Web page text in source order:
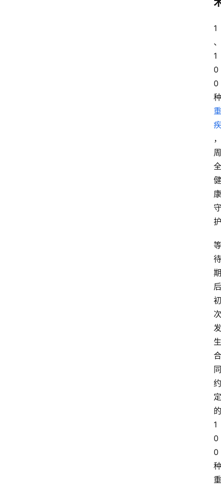
1
、
1
0
0
种
重
疾
，
周
全
健
康
守
护
等
待
期
后
初
次
发
生
合
同
约
定
的
1
0
0
种
重